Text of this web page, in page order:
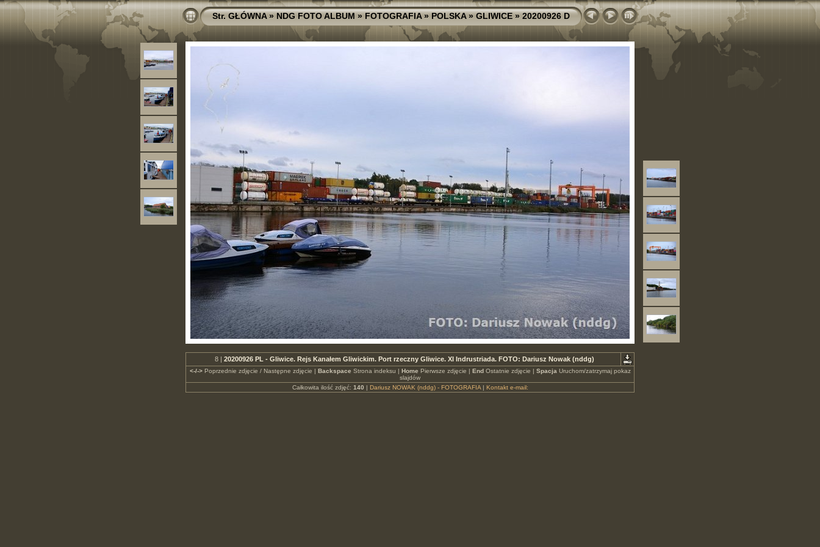
Str. GŁÓWNA»NDG FOTO ALBUM»FOTOGRAFIA»POLSKA»GLIWICE»20200926 D
8 | 20200926 PL - Gliwice. Rejs Kanałem Gliwickim. Port rzeczny Gliwice. XI Indrustriada. FOTO: Dariusz Nowak (nddg)
<-/->Poprzednie zdjęcie / Następne zdjęcie | Backspace Strona indeksu | Home Pierwsze zdjęcie | EndOstatnie zdjęcie | Spacja Uruchom/zatrzymaj pokaz
slajdów
Całkowita ilość zdjęć: 140 | Dariusz NOWAK (nddg) - FOTOGRAFIA| Kontakt e-mail: